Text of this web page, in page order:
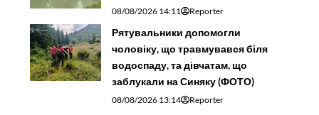
08/08/2026 14:11 Reporter
Рятувальники допомогли
чоловіку, що травмувався біля
водоспаду, та дівчатам, що
заблукали на Синяку (ФОТО)
08/08/2026 13:14 Reporter